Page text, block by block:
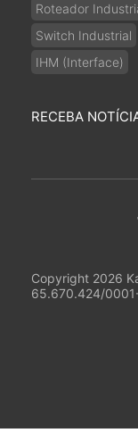
Roteador
Switch Industrial
IHM (Interface)
RECEBA
Copyright 2026
65.670.424/